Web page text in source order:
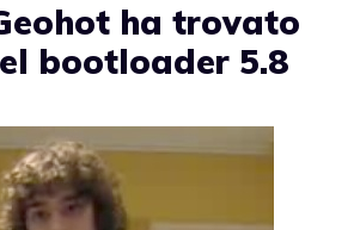
ha trovato
bootloader 5.8